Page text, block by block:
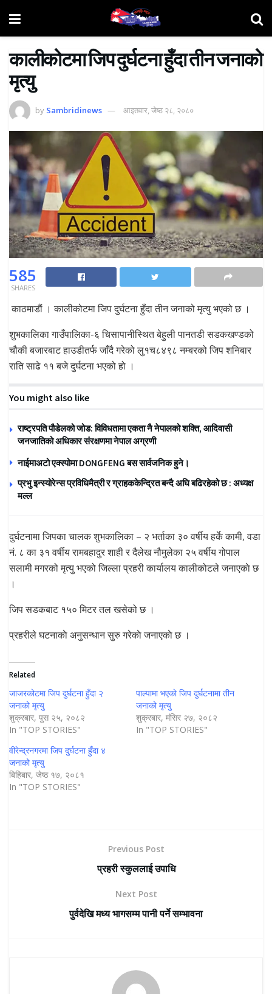
कालीकोटमा जिप दुर्घटना हुँदा तीन जनाको
मृत्यु
by Sambridinews आइतवार, जेष्ठ २८, २०८०
585
SHARES
काठमाडाैं । कालीकोटमा जिप दुर्घटना हुँदा तीन जनाको मृत्यु भएको छ ।
शुभकालिका गाउँपालिका-६ चिसापानीस्थित बेहुली पानतडी सडकखण्डको
चौकी बजारबाट हाउडीतर्फ जाँदै गरेको लु१च८४९८ नम्बरको जिप शनिबार
राति साढे ११ बजे दुर्घटना भएको हो ।
You might also like
राष्ट्रपति पौडेलको जोड: विविधतामा एकता नै नेपालको शक्ति, आदिवासी
जनजातिको अधिकार संरक्षणमा नेपाल अग्रणी
नाईमाअटो एक्स्पोमा DONGFENG बस सार्वजनिक हुने।
प्रभु इन्स्योरेन्स प्रविधिमैत्री र ग्राहककेन्द्रित बन्दै अघि बढिरहेको छ : अध्यक्ष
मल्ल
दुर्घटनामा जिपका चालक शुभकालिका – २ भर्ताका ३० वर्षीय हर्के कामी, वडा
नं. ८ का ३१ वर्षीय रामबहादुर शाही र दैलेख नौमुलेका २५ वर्षीय गोपाल
सलामी मगरको मृत्यु भएको जिल्ला प्रहरी कार्यालय कालीकोटले जनाएकाे छ
।
जिप सडकबाट १५० मिटर तल खसेको छ ।
प्रहरीले घटनाकाे अनुसन्धान सुरु गरेकाे जनाएकाे छ ।
Related
जाजरकोटमा जिप दुर्घटना हुँदा २
जनाको मृत्यु
शुक्रबार, पुस २५, २०८२
In "TOP STORIES"
पाल्पामा भएकाे जिप दुर्घटनामा तीन
जनाको मृत्यु
शुक्रबार, मंसिर २७, २०८२
In "TOP STORIES"
वीरेन्द्रनगरमा जिप दुर्घटना हुँदा ४
जनाको मृत्यु
बिहिबार, जेष्ठ १७, २०८१
In "TOP STORIES"
Previous Post
प्रहरी स्कुललाई उपाधि
Next Post
पुर्वदेखि मध्य भागसम्म पानी पर्ने सम्भावना